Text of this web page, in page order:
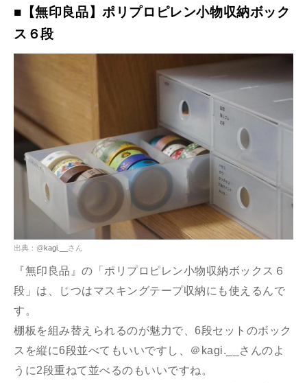
■【無印良品】ポリプロピレン小物収納ボック
ス６段
出典：@kagi.__ さん
『無印良品』の「ポリプロピレン小物収納ボックス６
段」は、じつはマスキングテープ収納にも使えるんで
す。
棚板を組み替えられるのが魅力で、6段セットのボック
スを縦に6段並べてもいいですし、＠kagi.__さんのよ
うに2段重ねて並べるのもいいですね。